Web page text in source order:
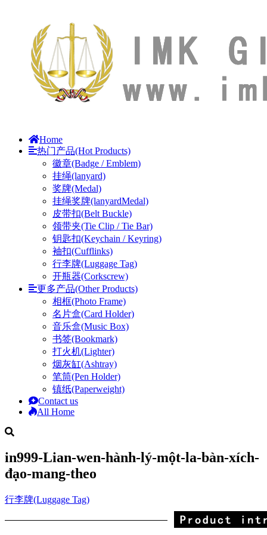
Home
热门产品(Hot Products)
徽章(Badge / Emblem)
挂绳(lanyard)
奖牌(Medal)
挂绳奖牌(lanyardMedal)
皮带扣(Belt Buckle)
领带夹(Tie Clip / Tie Bar)
钥匙扣(Keychain / Keyring)
袖扣(Cufflinks)
行李牌(Luggage Tag)
开瓶器(Corkscrew)
更多产品(Other Products)
相框(Photo Frame)
名片盒(Card Holder)
音乐盒(Music Box)
书签(Bookmark)
打火机(Lighter)
烟灰缸(Ashtray)
笔筒(Pen Holder)
镇纸(Paperweight)
Contact us
All Home
in999-Lian-wen-hành-lý-một-la-bàn-xích-
đạo-mang-theo
行李牌(Luggage Tag)